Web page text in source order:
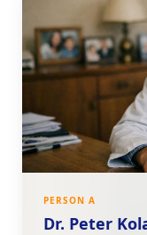
PERSON A
Dr. Peter